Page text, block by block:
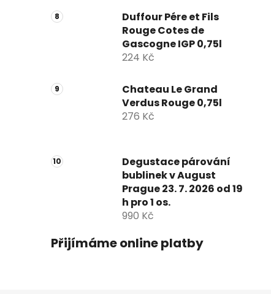
Duffour Pére et Fils
Rouge Cotes de
Gascogne IGP 0,75l
224 Kč
Chateau Le Grand
Verdus Rouge 0,75l
276 Kč
Degustace párování
bublinek v August
Prague 23. 7. 2026 od 19
h pro 1 os.
990 Kč
Přijímáme online platby